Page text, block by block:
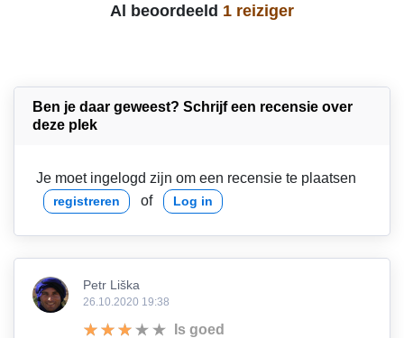
Al beoordeeld 1 reiziger
Ben je daar geweest? Schrijf een recensie over
deze plek
Je moet ingelogd zijn om een recensie te plaatsen
registreren of Log in
Petr Liška
26.10.2020 19:38
Is goed